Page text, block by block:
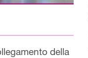
della